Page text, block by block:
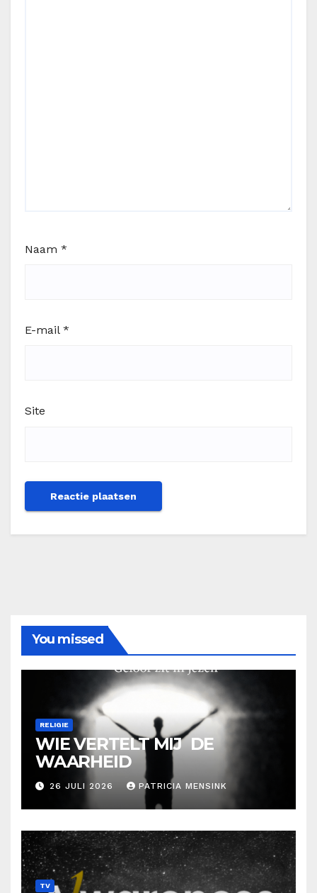
Naam *
E-mail *
Site
You missed
RELIGIE
WIE VERTELT MIJ DE
WAARHEID
26 JULI 2026 PATRICIA MENSINK
TV